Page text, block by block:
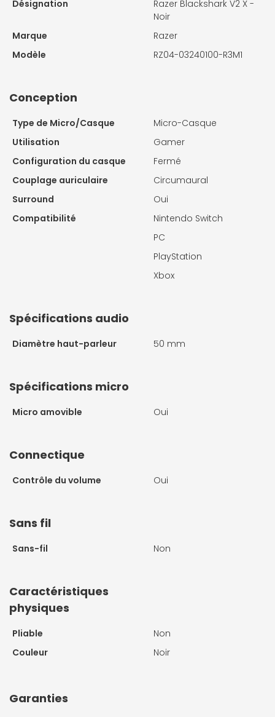
Désignation
Razer Blackshark V2 X -
Noir
Marque
Razer
Modèle
RZ04-03240100-R3M1
Conception
Type de Micro/Casque
Micro-Casque
Utilisation
Gamer
Configuration du casque
Fermé
Couplage auriculaire
Circumaural
Surround
Oui
Compatibilité
Nintendo Switch
PC
PlayStation
Xbox
Spécifications audio
Diamètre haut-parleur 50 mm
Spécifications micro
Micro amovible Oui
Connectique
Contrôle du volume Oui
Sans fil
Sans-fil Non
Caractéristiques
physiques
Pliable
Non
Couleur
Noir
Garanties